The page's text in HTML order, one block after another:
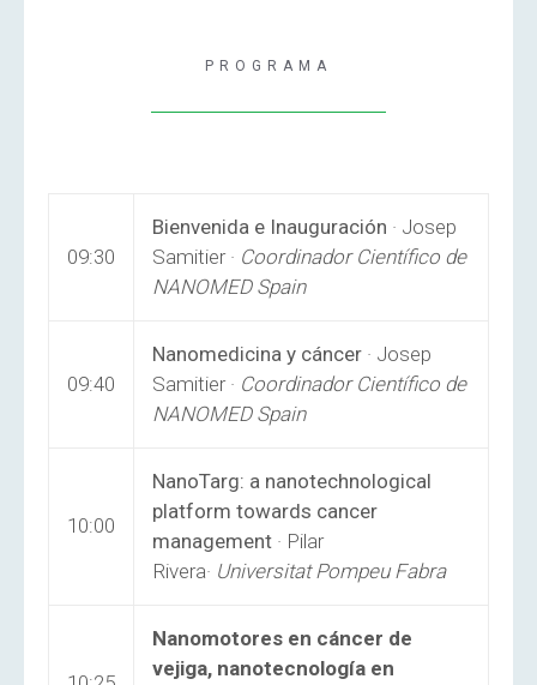
PROGRAMA
09:30
Bienvenida e Inauguración · Josep
Samitier · Coordinador Científico de
NANOMED Spain
09:40
Nanomedicina y cáncer · Josep
Samitier · Coordinador Científico de
NANOMED Spain
10:00
NanoTarg: a nanotechnological
platform towards cancer
management · Pilar
Rivera· Universitat Pompeu Fabra
Nanomotores en cáncer de
vejiga, nanotecnología en